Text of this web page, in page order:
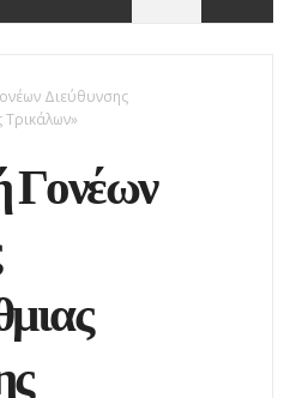
Διεύθυνσης
Γονέων